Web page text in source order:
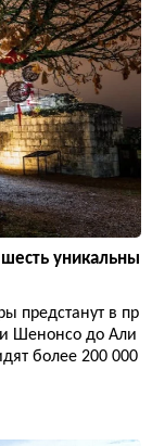
уникальны
предстанут в пр
Шенонсо до Али
более 200 000